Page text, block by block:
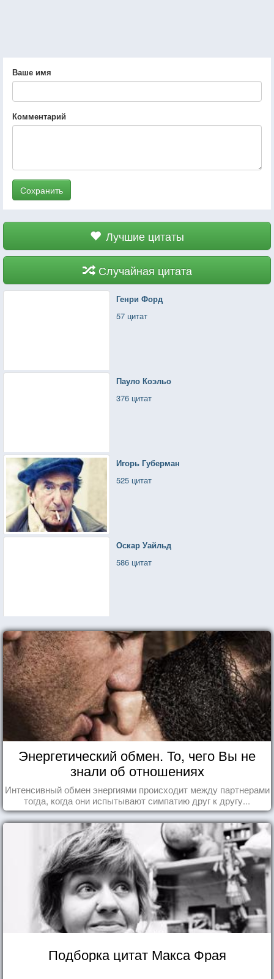
Ваше имя
Комментарий
Сохранить
Лучшие цитаты
Случайная цитата
Генри Форд
57 цитат
Пауло Коэльо
376 цитат
Игорь Губерман
525 цитат
Оскар Уайльд
586 цитат
Энергетический обмен. То, чего Вы не
знали об отношениях
Интенсивный обмен энергиями происходит между партнерами
тогда, когда они испытывают симпатию друг к другу...
Подборка цитат Макса Фрая